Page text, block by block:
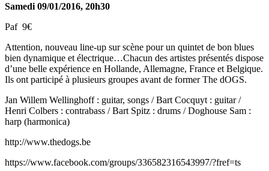
Samedi 09/01/2016, 20h30
Paf 9€
Attention, nouveau line-up sur scène pour un quintet de bon blues
bien dynamique et électrique…Chacun des artistes présentés dispose
d’une belle expérience en Hollande, Allemagne, France et Belgique.
Ils ont participé à plusieurs groupes avant de former The dOGS.
Jan Willem Wellinghoff : guitar, songs / Bart Cocquyt : guitar /
Henri Colbers : contrabass / Bart Spitz : drums / Doghouse Sam :
harp (harmonica)
http://www.thedogs.be
https://www.facebook.com/groups/336582316543997/?fref=ts